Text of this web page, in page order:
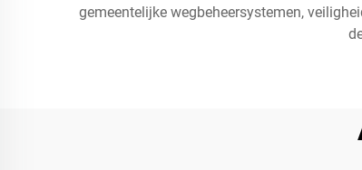
gemeentelijke wegbeheersystemen,